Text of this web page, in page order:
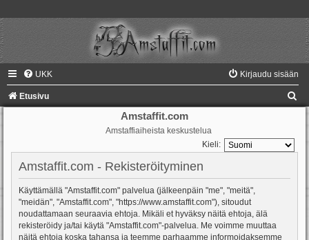
UKK Kirjaudu sisään
Etusivu
Amstaffit.com
Amstaffiaiheista keskustelua
Kieli:
Amstaffit.com - Rekisteröityminen
Käyttämällä "Amstaffit.com" palvelua (jälkeenpäin "me", "meitä",
"meidän", "Amstaffit.com", "https://www.amstaffit.com"), sitoudut
noudattamaan seuraavia ehtoja. Mikäli et hyväksy näitä ehtoja, älä
rekisteröidy ja/tai käytä "Amstaffit.com"-palvelua. Me voimme muuttaa
näitä ehtoja koska tahansa ja teemme parhaamme informoidaksemme